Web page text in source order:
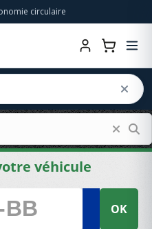
circulaire
véhicule
OK